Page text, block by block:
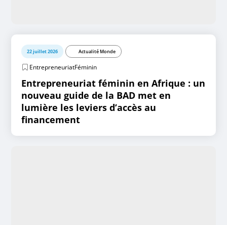
22 juillet 2026 Actualité Monde
EntrepreneuriatFéminin
Entrepreneuriat féminin en Afrique : un
nouveau guide de la BAD met en
lumière les leviers d’accès au
financement